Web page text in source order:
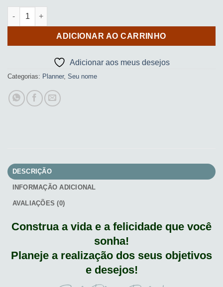
Planner (Abstract Orange Leaves) quantidade
ADICIONAR AO CARRINHO
Adicionar aos meus desejos
Categorias: Planner, Seu nome
DESCRIÇÃO
INFORMAÇÃO ADICIONAL
AVALIAÇÕES (0)
Construa a vida e a felicidade que você
sonha!
Planeje a realização dos seus objetivos
e desejos!